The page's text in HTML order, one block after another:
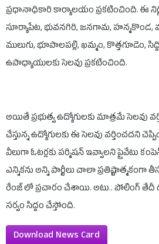
ప్రధానాధికారి కార్యాలయం ప్రకటించింది. ఈ
సూర్యాపేట, భువనగిరి, జనగామ,
ములుగు, భూపాలపల్లి, ఖమ్మం, కొత్తగూడెం,
ఉపాధ్యాయులకు సెలవు ప్రకటించింది.
అయితే ప్రభుత్వ ఉద్యోగులకు మాత్రమే సెలవు
చేస్తున్న ఉద్యోగులకు ఈ సెలవు వర్తించదని
వీలుగా ఓటర్లకు పర్మిషన్ ఇవ్వాలని ప్రైవేటు
ఎన్నికను అన్ని పార్టీలు చాలా ప్రతిష్టాత్మకంగా
రేంజ్ లో ప్రచారం చేశాయి. అటు.. పోలింగ్ తేదీ
సర్వం సిద్దం చేస్తోంది.
Download News Card